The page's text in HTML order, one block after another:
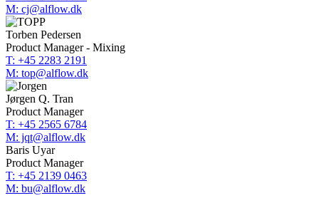
M: cj@alflow.dk
Torben Pedersen
Product Manager - Mixing
T: +45 2283 2191
M: top@alflow.dk
Jørgen Q. Tran
Product Manager
T: +45 2565 6784
M: jqt@alflow.dk
Baris Uyar
Product Manager
T: +45 2139 0463
M: bu@alflow.dk